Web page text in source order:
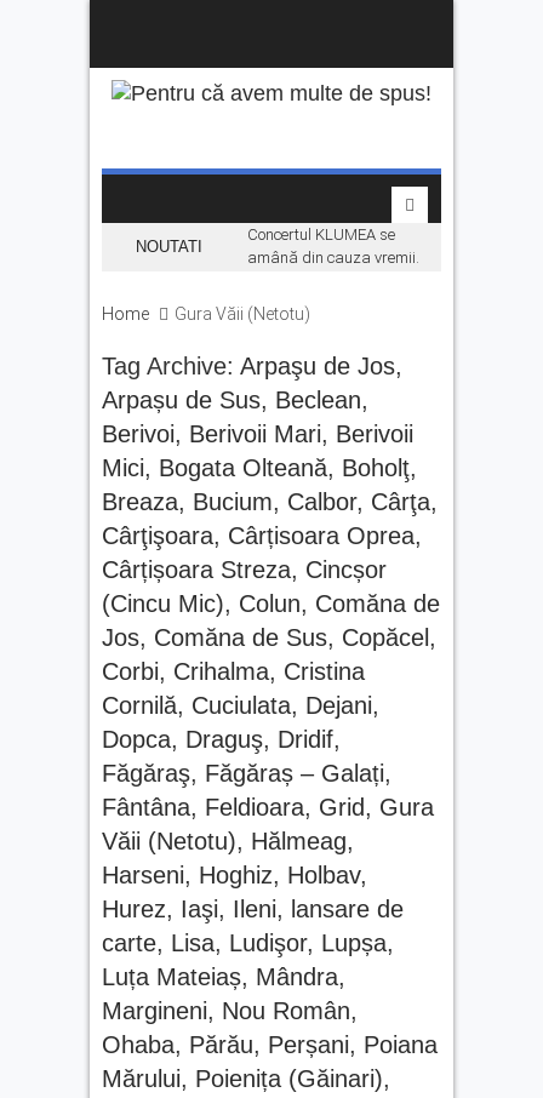
NOUTATI
Concertul KLUMEA se
amână din cauza vremii.
urcă pe scenă duminică
despre făgărășeanul Dinu
Mititeanu, se vede la
Cetatea Făgărașului,
înainte de premiera în
cinematografe
Ce facem în weekend la
Făgăraș? Muzică live, anii
’90 și distracție
Fonduri europene pentru
tinerii din Făgăraș.
Eveniment dedicat celor care
vor să își transforme ideile
în proiecte
Legea pentru plafonarea
prețurilor la carburanți a
fost promulgată. Ce măsuri
se aplică
Home Gura Văii (Netotu)
Tag Archive: Arpaşu de Jos,
Arpașu de Sus, Beclean,
Berivoi, Berivoii Mari, Berivoii
Mici, Bogata Olteană, Boholţ,
Breaza, Bucium, Calbor, Cârţa,
Cârţişoara, Cârțisoara Oprea,
Cârțișoara Streza, Cincșor
(Cincu Mic), Colun, Comăna de
Jos, Comăna de Sus, Copăcel ,
Corbi, Crihalma, Cristina
Cornilă, Cuciulata, Dejani,
Dopca, Draguş, Dridif,
Făgăraş, Făgăraș – Galați,
Fântâna, Feldioara, Grid, Gura
Văii (Netotu), Hălmeag,
Harseni, Hoghiz, Holbav,
Hurez, Iaşi, Ileni, lansare de
carte, Lisa, Ludişor, Lupșa,
Luța Mateiaș, Mândra,
Margineni, Nou Român,
Ohaba, Părău, Perșani, Poiana
Mărului, Poienița (Găinari),